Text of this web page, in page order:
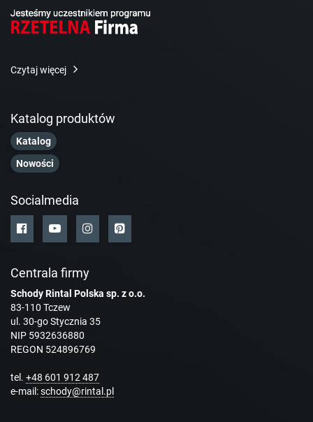
Czytaj więcej
Katalog produktów
Katalog
Nowości
Socialmedia
Centrala firmy
Schody Rintal Polska sp. z o.o.
83-110 Tczew
ul. 30-go Stycznia 35
NIP 5932636880
REGON 524896769
tel. +48 601 912 487
e-mail:schody@rintal.pl